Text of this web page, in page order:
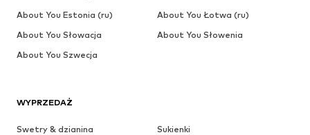
WYPRZEDAŻ
Swetry & dzianina
Sukienki
About You Estonia (ru)
About You Łotwa (ru)
About You Słowacja
About You Słowenia
About You Szwecja